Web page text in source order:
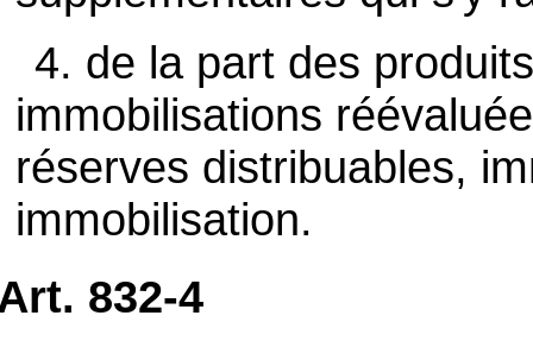
4. de la part des
immobilisations
réserves distribuables,
immobilisation.
832-4